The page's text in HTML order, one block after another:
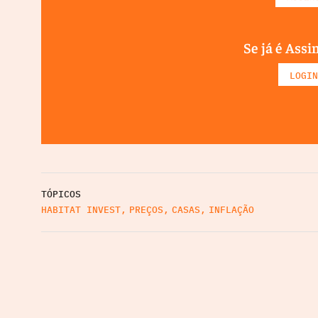
Se já é
TÓPICOS
HABITAT INVEST, PREÇOS , CASAS , INFLAÇÃO